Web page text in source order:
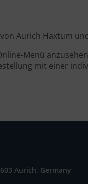
Aurich Haxtum
Menü
mit einer
Aurich, Germany